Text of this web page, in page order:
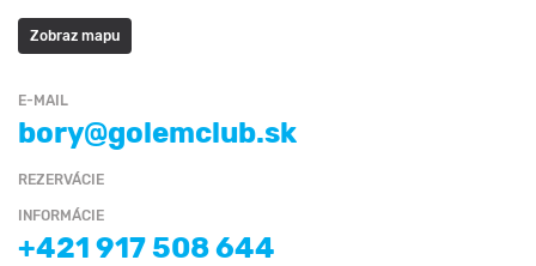
Zobraz mapu
E-MAIL
bory@golemclub.sk
REZERVÁCIE
INFORMÁCIE
+421 917 508 644